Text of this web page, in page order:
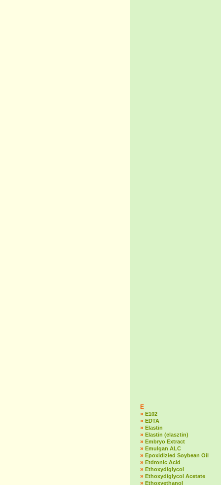
E
» E102
» EDTA
» Elastin
» Elastin (elasztin)
» Embryo Extract
» Emulgan ALC
» Epoxidizied Soybean Oil
» Etdronic Acid
» Ethoxydiglycol
» Ethoxydiglycol Acetate
» Ethoxyethanol